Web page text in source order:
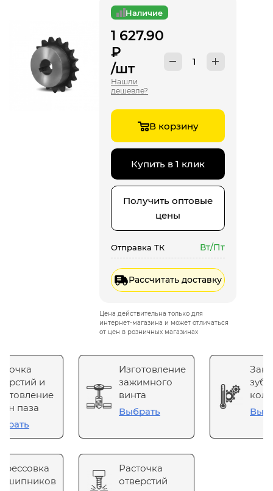
Наличие
1 627.90
₽
/шт
Нашли
дешевле?
В корзину
Купить в 1 клик
Получить оптовые
цены
Отправка ТК Вт/Пт
Рассчитать доставку
Цена действительна только для
интернет-магазина и может отличаться
от цен в розничных магазинах
и
паза
Изготовление
зажимного
винта
Выбрать
Расточка
отверстий